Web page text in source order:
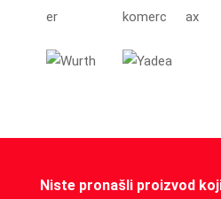
Niste pronašli proizvod